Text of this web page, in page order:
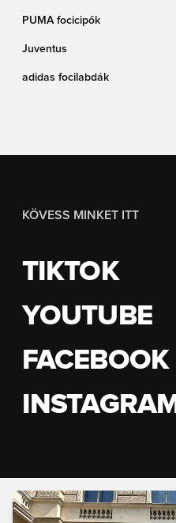
PUMA focicipők
Juventus
adidas focilabdák
KÖVESS MINKET ITT
TIKTOK
YOUTUBE
FACEBOOK
INSTAGRAM